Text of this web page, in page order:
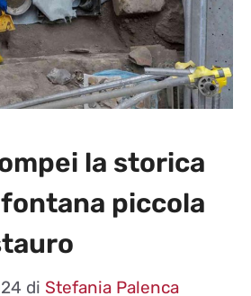
la storica
piccola
di Stefania Palenca